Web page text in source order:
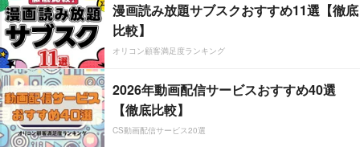
漫画読み放題サブスクおすすめ11選【徹底
比較】
オリコン顧客満足度ランキング
2026年動画配信サービスおすすめ40選
【徹底比較】
CS動画配信サービス20選